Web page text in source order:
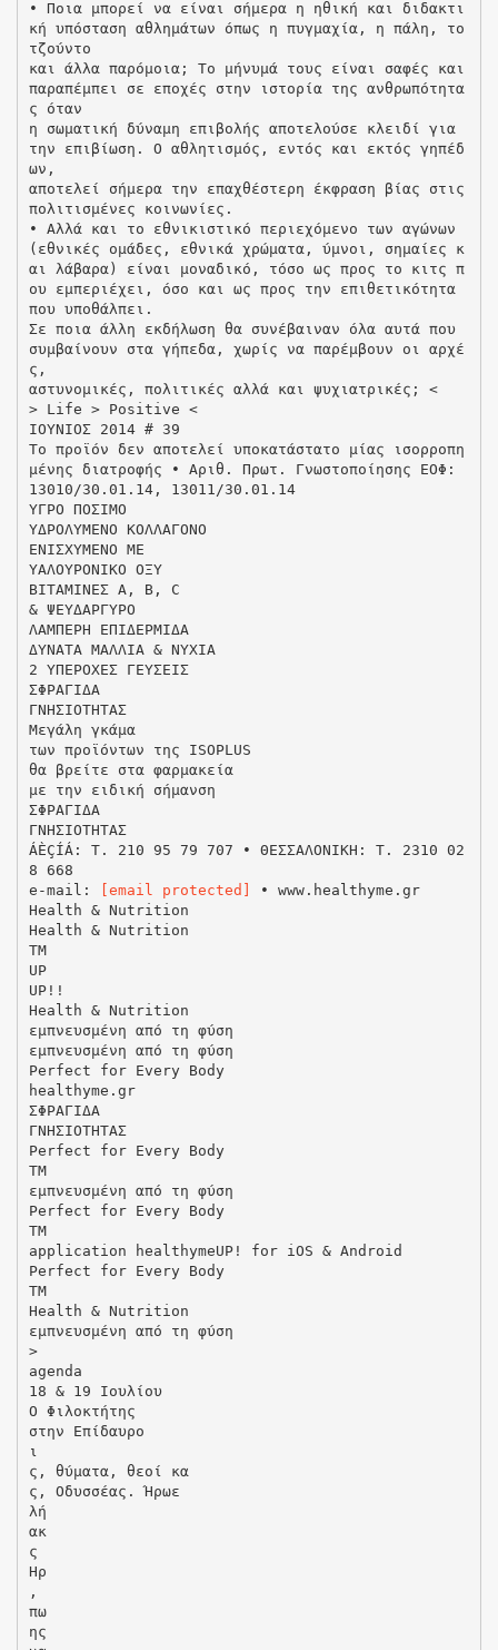
• Ποια μπορεί να είναι σήμερα η ηθική και διδακτι
κή υπόσταση αθλημάτων όπως η πυγμαχία, η πάλη, το
τζούντο
και άλλα παρόμοια; Το μήνυμά τους είναι σαφές και
παραπέμπει σε εποχές στην ιστορία της ανθρωπότητα
ς όταν
η σωματική δύναμη επιβολής αποτελούσε κλειδί για
την επιβίωση. Ο αθλητισμός, εντός και εκτός γηπέδ
ων,
αποτελεί σήμερα την επαχθέστερη έκφραση βίας στις
πολιτισμένες κοινωνίες.
• Αλλά και το εθνικιστικό περιεχόμενο των αγώνων
(εθνικές ομάδες, εθνικά χρώματα, ύμνοι, σημαίες κ
αι λάβαρα) είναι μοναδικό, τόσο ως προς το κιτς π
ου εμπεριέχει, όσο και ως προς την επιθετικότητα
που υποθάλπει.
Σε ποια άλλη εκδήλωση θα συνέβαιναν όλα αυτά που
συμβαίνουν στα γήπεδα, χωρίς να παρέμβουν οι αρχέ
ς,
αστυνομικές, πολιτικές αλλά και ψυχιατρικές; <
> Life > Positive <
ΙΟΥΝΙΟΣ 2014 # 39
To προϊόν δεν αποτελεί υποκατάστατο μίας ισορροπη
μένης διατροφής • Αριθ. Πρωτ. Γνωστοποίησης ΕΟΦ:
13010/30.01.14, 13011/30.01.14
ΥΓΡΟ ΠΟΣΙΜΟ
ΥΔΡΟΛΥΜΕΝΟ ΚΟΛΛΑΓΟΝΟ
ΕΝΙΣΧΥΜΕΝΟ ΜΕ
ΥΑΛΟΥΡΟΝΙΚΟ ΟΞΥ
ΒΙΤΑΜΙΝΕΣ A, B, C
& ΨΕΥΔΑΡΓΥΡΟ
ΛΑΜΠΕΡΗ ΕΠΙΔΕΡΜΙΔΑ
ΔΥΝΑΤΑ ΜΑΛΛΙΑ & ΝΥΧΙΑ
2 ΥΠΕΡΟΧΕΣ ΓΕΥΣΕΙΣ
ΣΦΡΑΓΙΔΑ
ΓΝΗΣΙΟΤΗΤΑΣ
Μεγάλη γκάμα
των προϊόντων της ISOPLUS
θα βρείτε στα φαρμακεία
με την ειδική σήμανση
ΣΦΡΑΓΙΔΑ
ΓΝΗΣΙΟΤΗΤΑΣ
ÁÈÇÍÁ: Τ. 210 95 79 707 • ΘΕΣΣΑΛΟΝΙΚΗ: Τ. 2310 02
8 668
e-mail:
[email protected]
• www.healthyme.gr
Health & Nutrition
Health & Nutrition
TM
UP
UP!!
Health & Nutrition
εμπνευσμένη από τη φύση
εμπνευσμένη από τη φύση
Perfect for Every Body
healthyme.gr
ΣΦΡΑΓΙΔΑ
ΓΝΗΣΙΟΤΗΤΑΣ
Perfect for Every Body
TM
εμπνευσμένη από τη φύση
Perfect for Every Body
TM
application healthymeUP! for iOS & Android
Perfect for Every Body
TM
Health & Nutrition
εμπνευσμένη από τη φύση
>
agenda
18 & 19 Ιουλίου
Ο Φιλοκτήτης
στην Επίδαυρο
ι
ς, θύματα, θεοί κα
ς, Οδυσσέας. Ήρωε
λή
ακ
ς
Ηρ
,
πω
ης